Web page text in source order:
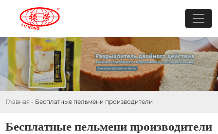
Главная - Бесплатные пельмени производители
Бесплатные пельмени производители